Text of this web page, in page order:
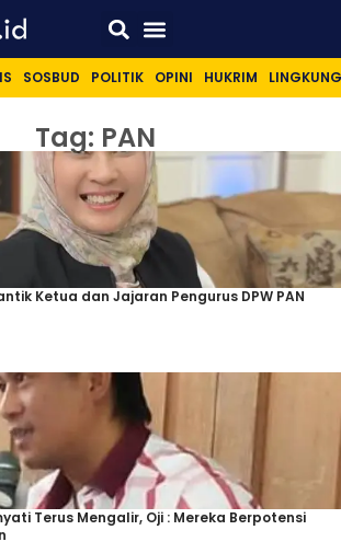
SOSBUD POLITIK OPINI HUKRIM
Tag: PAN
Ketua dan Jajaran Pengurus DPW PAN
Terus Mengalir, Oji : Mereka Berpotensi